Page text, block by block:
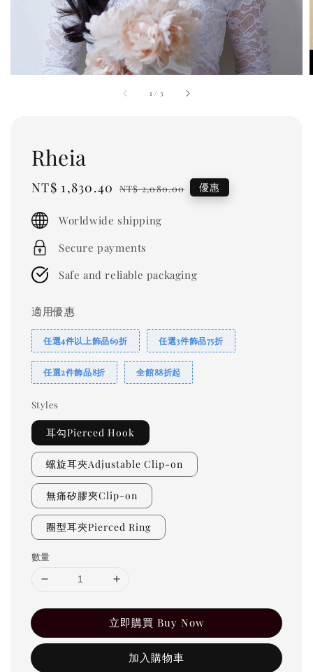
1 / 3
Rheia
Sale
NT$ 1,830.40 Regular
NT$ 2,080.00 優惠
Worldwide shipping
Secure payments
Safe and reliable packaging
適用優惠
任選4件以上飾品69折 任選3件飾品75折
任選2件飾品8折 全館88折起
Styles
耳勾Pierced Hook
螺旋耳夾Adjustable Clip-on
無痛矽膠夾Clip-on
圈型耳夾Pierced Ring
數量
立即購買 Buy Now
加入購物車